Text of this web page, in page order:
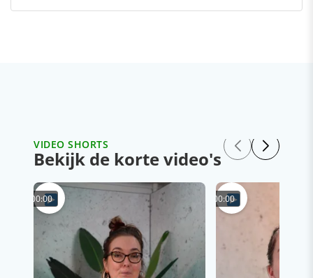
VIDEO SHORTS
Bekijk de korte video's
00:00 00:00